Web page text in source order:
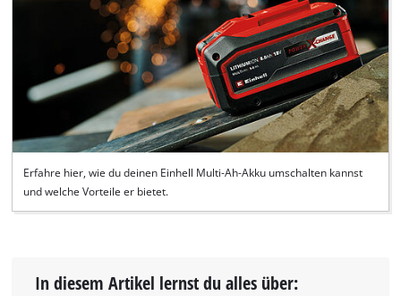
Erfahre hier, wie du deinen Einhell Multi-Ah-Akku umschalten kannst
und welche Vorteile er bietet.
In diesem Artikel lernst du alles über: